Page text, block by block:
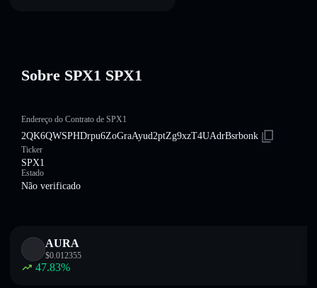
Sobre SPX1 SPX1
Endereço do Contrato de SPX1
2QK6QWSPHDrpu6ZoGraAyud2ptZg9xzT4UAdrBsrbonk
Ticker
SPX1
Estado
Não verificado
AURA
$0.012355
47.83%